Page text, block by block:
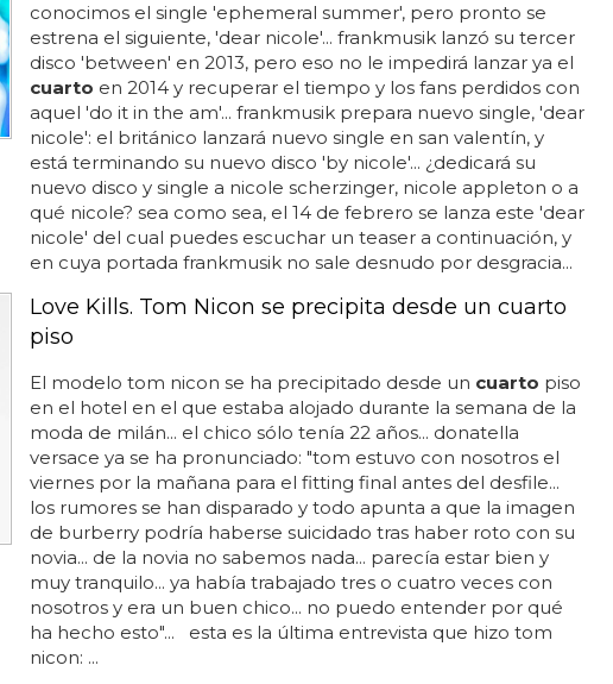
conocimos el single 'ephemeral summer', pero pronto se
estrena el siguiente, 'dear nicole'... frankmusik lanzó su tercer
disco 'between' en 2013, pero eso no le impedirá lanzar ya el
cuarto en 2014 y recuperar el tiempo y los fans perdidos con
aquel 'do it in the am'... frankmusik prepara nuevo single, 'dear
nicole': el británico lanzará nuevo single en san valentín, y
está terminando su nuevo disco 'by nicole'... ¿dedicará su
nuevo disco y single a nicole scherzinger, nicole appleton o a
qué nicole? sea como sea, el 14 de febrero se lanza este 'dear
nicole' del cual puedes escuchar un teaser a continuación, y
en cuya portada frankmusik no sale desnudo por desgracia...
Love Kills. Tom Nicon se precipita desde un cuarto
piso
El modelo tom nicon se ha precipitado desde un cuarto piso
en el hotel en el que estaba alojado durante la semana de la
moda de milán... el chico sólo tenía 22 años... donatella
versace ya se ha pronunciado: "tom estuvo con nosotros el
viernes por la mañana para el fitting final antes del desfile...
los rumores se han disparado y todo apunta a que la imagen
de burberry podría haberse suicidado tras haber roto con su
novia... de la novia no sabemos nada... parecía estar bien y
muy tranquilo... ya había trabajado tres o cuatro veces con
nosotros y era un buen chico... no puedo entender por qué
ha hecho esto"... esta es la última entrevista que hizo tom
nicon: ...